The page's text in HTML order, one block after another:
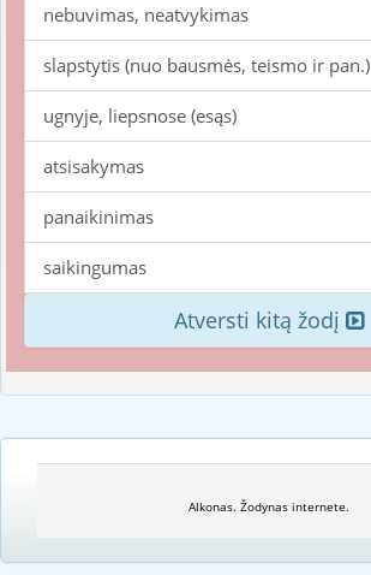
nebuvimas, neatvykimas
slapstytis (nuo bausmės, teismo ir pan.)
ugnyje, liepsnose (esąs)
atsisakymas
panaikinimas
saikingumas
Atversti kitą žodį
Alkonas. Žodynas internete.